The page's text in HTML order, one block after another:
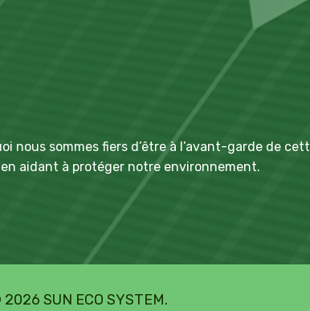
nous sommes fiers d’être à l’avant-garde de
aidant à protéger notre environnement.
SUN ECO SYSTEM.